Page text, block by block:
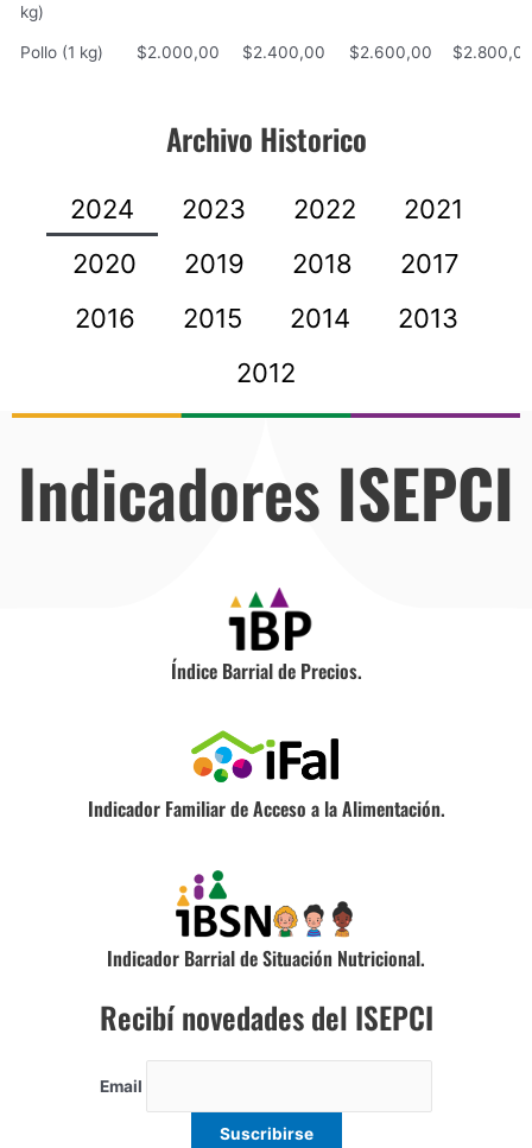
kg)
Pollo (1 kg) $2.000,00 $2.400,00 $2.600,00
Archivo Historico
2024 2023 2022
2021
2020
2019 2018
2017
2016
2015 2014
2013
2012
Indicadores ISEPCI
Índice Barrial de Precios.
Indicador Familiar de Acceso a la Alimentación.
Indicador Barrial de Situación Nutricional.
Recibí novedades del ISEPCI
Email